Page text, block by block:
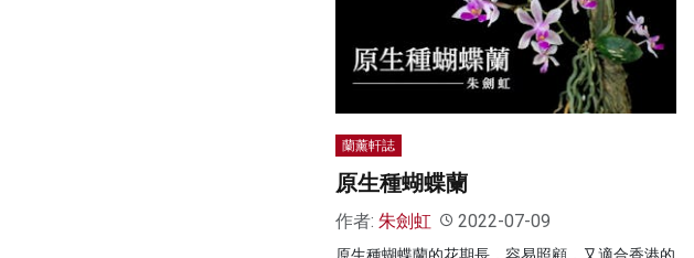
蘭薰軒誌
原生種蝴蝶蘭
作者: 朱劍虹 2022-07-09
原生種蝴蝶蘭的花期長，容易照顧，又適合香港的